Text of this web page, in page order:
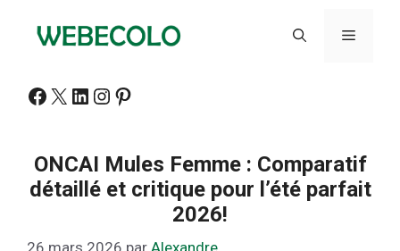
Menu
Facebook
X LinkedIn
Instagram
Pinterest
ONCAI Mules Femme : Comparatif
détaillé et critique pour l’été parfait
2026!
26 mars 2026 par Alexandre